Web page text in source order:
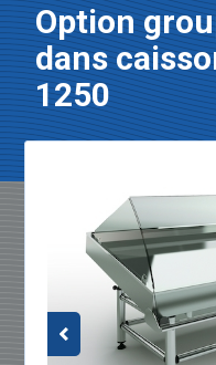
Option
dans
1250